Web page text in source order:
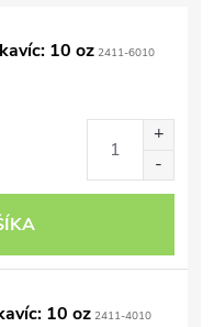
10 oz 2411-6010
10 oz 2411-4010